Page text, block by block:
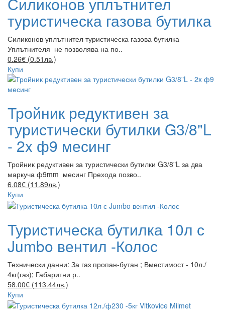
туристическа газова бутилка
Силиконов уплътнител туристическа газова бутилка
Уплътнителя не позволява на по..
0.26€ (0.51лв.)
Купи
Тройник редуктивен за
туристически бутилки G3/8"L
- 2x ф9 месинг
Тройник редуктивен за туристически бутилки G3/8"L за два
маркуча ф9mm месинг Прехода позво..
6.08€ (11.89лв.)
Купи
Туристическа бутилка 10л с
Jumbo вентил -Колос
Технически данни: За газ пропан-бутан ; Вместимост - 10л./
4кг(газ); Габаритни р..
58.00€ (113.44лв.)
Купи